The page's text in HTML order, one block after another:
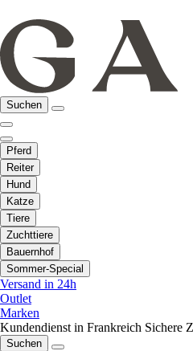
Suchen
Pferd
Reiter
Hund
Katze
Tiere
Zuchttiere
Bauernhof
Sommer-Special
Versand in 24h
Outlet
Marken
Kundendienst in Frankreich Sichere
Suchen